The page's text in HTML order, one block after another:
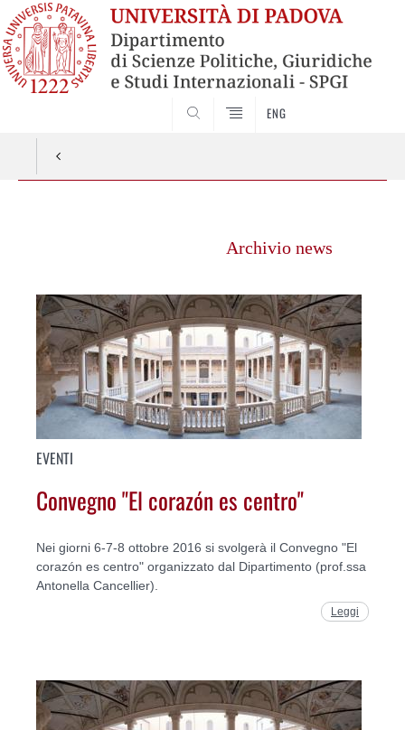
ENG
Archivio news
EVENTI
Convegno "El corazón es centro"
Nei giorni 6-7-8 ottobre 2016 si svolgerà il Convegno "El
corazón es centro" organizzato dal Dipartimento (prof.ssa
Antonella Cancellier).
Leggi